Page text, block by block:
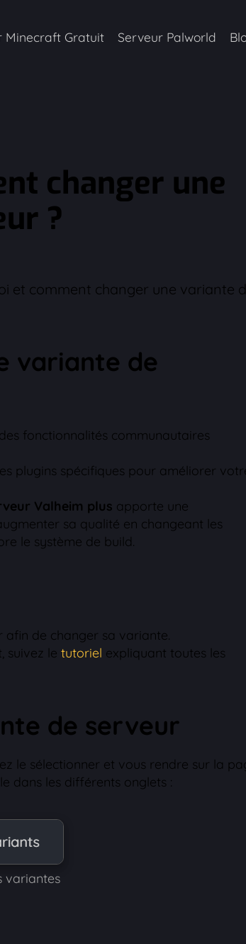
Minecraft Gratuit Serveur Palworld
changer une
?
et comment changer une variante
variante de
fonctionnalités communautaires
plugins spécifiques pour améliorer
Valheim plus apporte une
sa qualité en changeant les
le système de build.
afin de changer sa variante.
suivez le tutoriel expliquant toutes les
de serveur
le sélectionner et vous rendre sur la
dans les différents onglets :
variantes